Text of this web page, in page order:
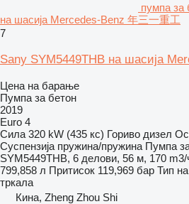
пумпа за
на шасија Mercedes-Benz 年三一重工
7
Sany SYM5449THB на шасија
Цена на барање
Пумпа за бетон
2019
Euro 4
Сила 320 kW (435 кс) Гориво дизел
Суспензија пружина/пружина Пумпа
SYM5449THB, 6 делови, 56 м, 170 m3/
799,858 л Притисок 119,969 бар Тип
тркала
Кина, Zheng Zhou Shi